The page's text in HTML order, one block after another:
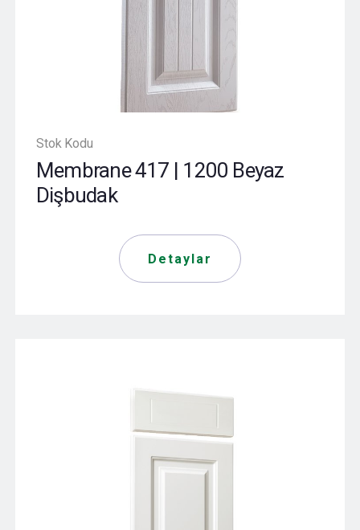
Stok Kodu
Membrane 417 | 1200 Beyaz
Dişbudak
Detaylar